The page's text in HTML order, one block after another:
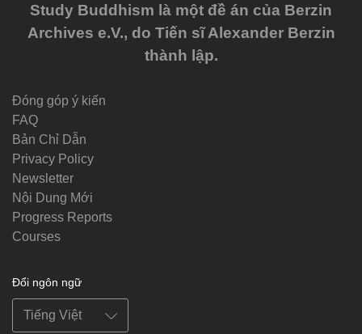
Study Buddhism là một đề án của Berzin
Archives e.V., do Tiến sĩ Alexander Berzin
thành lập.
Đóng góp ý kiến
FAQ
Bản Chỉ Dẫn
Privacy Policy
Newsletter
Nội Dung Mới
Progress Reports
Courses
Đổi ngôn ngữ